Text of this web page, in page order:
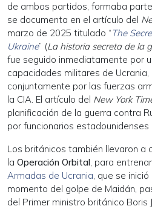
de ambos partidos, formaba
se documenta en el artículo del
marzo de 2025 titulado “The
Ukraine” (La historia secreta de la
fue seguido inmediatamente por
capacidades militares de
conjuntamente por las fuerzas
la CIA. El artículo del New York
planificación de la guerra contra
por funcionarios
Los británicos también llevaron a
la Operación Orbital, para
Armadas de Ucrania, que se
momento del golpe de Maidán,
del Primer ministro británico Boris